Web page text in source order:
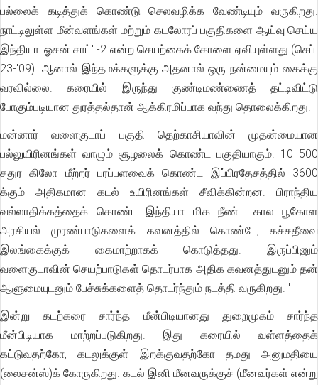
பல்லைக் கடித்துக் கொண்டு செலவழிக்க வேண்டியும் வருகிறது.
நாட்டிலுள்ள மீன்வளங்கள் மற்றும் கடலோரப் பகுதிகளை ஆய்வு செய்ய
இந்தியா 'ஓசன் சாட்' -2 என்ற செயற்கைக் கோளை ஏவியுள்ளது (செப்.
23-'09). ஆனால் இந்தமக்களுக்கு அதனால் ஒரு நன்மையும் கைக்கு
வரவில்லை. கரையில் இருந்து குண்டிமண்ணைத் தட்டிவிட்டு
போகும்படியான துரத்தல்தான் ஆக்கிரமிப்பாக வந்து தொலைக்கிறது.
மன்னார் வளைகுடாப் பகுதி தெற்காசியாவின் முதன்மையான
பல்லுயிரினங்கள் வாழும் சூழலைக் கொண்ட பகுதியாகும். 10 500
சதுர கிலோ மீற்றர் பரப்பளவைக் கொண்ட இப்பிரதேசத்தில் 3600
க்கும் அதிகமான கடல் உயிரினங்கள் சீவிக்கின்றன. பிராந்திய
வல்லாதிக்கத்தைக் கொண்ட இந்தியா மிக நீண்ட கால பூகோள
அரசியல் முரண்பாடுகளைக் கவனத்தில் கொண்டே, கச்சதீவை
இலங்கைக்குக் கைமாற்றாகக் கொடுத்தது. இருப்பினும்
வளைகுடாவின் செயற்பாடுகள் தொடர்பாக அதிக கவனத்துடனும் தன்
ஆளுமையுடனும் பேச்சுக்களைத் தொடர்ந்தும் நடத்தி வருகிறது. '
இன்று கடற்கரை சார்ந்த மீன்பிடியானது துறைமுகம் சார்ந்த
மீன்பிடியாக மாற்றப்படுகிறது. இது கரையில் வள்ளத்தைக்
கட்டுவதற்கோ, கடலுக்குள் இறக்குவதற்கோ தமது அனுமதியை
(லைசன்ஸ்)க் கோருகிறது. கடல் இனி மீனவருக்குச் (மீனவர்கள் என்று